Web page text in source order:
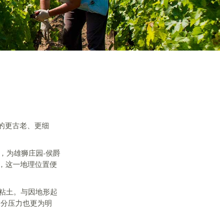
更古老、更细
为雄狮庄园-侯爵
这一地理位置便
土。与因地形起
压力也更为明